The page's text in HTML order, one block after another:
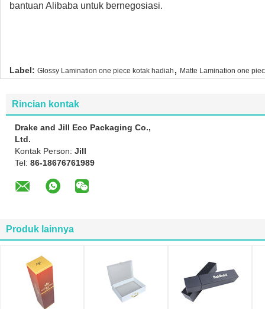
bantuan Alibaba untuk bernegosiasi.
Label: Glossy Lamination one piece kotak hadiah , Matte Lamination one
Rincian kontak
Drake and Jill Eco Packaging Co.,
Ltd.
Kontak Person: Jill
Tel: 86-18676761989
Produk lainnya